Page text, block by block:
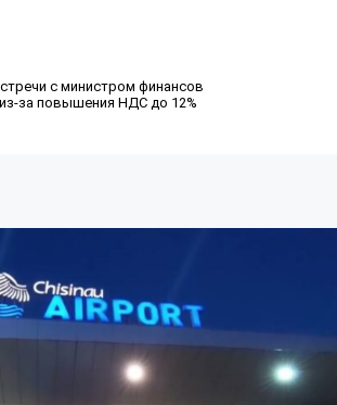
с министром финансов
за повышения НДС до 12%